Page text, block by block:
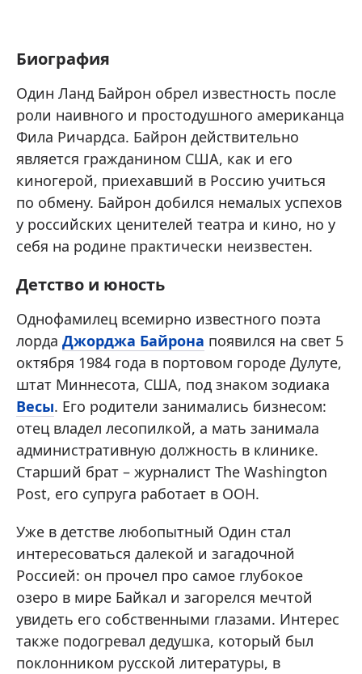
Биография
Один Ланд Байрон обрел известность после
роли наивного и простодушного американца
Фила Ричардса. Байрон действительно
является гражданином США, как и его
киногерой, приехавший в Россию учиться
по обмену. Байрон добился немалых успехов
у российских ценителей театра и кино, но у
себя на родине практически неизвестен.
Детство и юность
Однофамилец всемирно известного поэта
лорда Джорджа Байрона появился на свет 5
октября 1984 года в портовом городе Дулуте,
штат Миннесота, США, под знаком зодиака
Весы. Его родители занимались бизнесом:
отец владел лесопилкой, а мать занимала
административную должность в клинике.
Старший брат – журналист The Washington
Post, его супруга работает в ООН.
Уже в детстве любопытный Один стал
интересоваться далекой и загадочной
Россией: он прочел про самое глубокое
озеро в мире Байкал и загорелся мечтой
увидеть его собственными глазами. Интерес
также подогревал дедушка, который был
поклонником русской литературы, в